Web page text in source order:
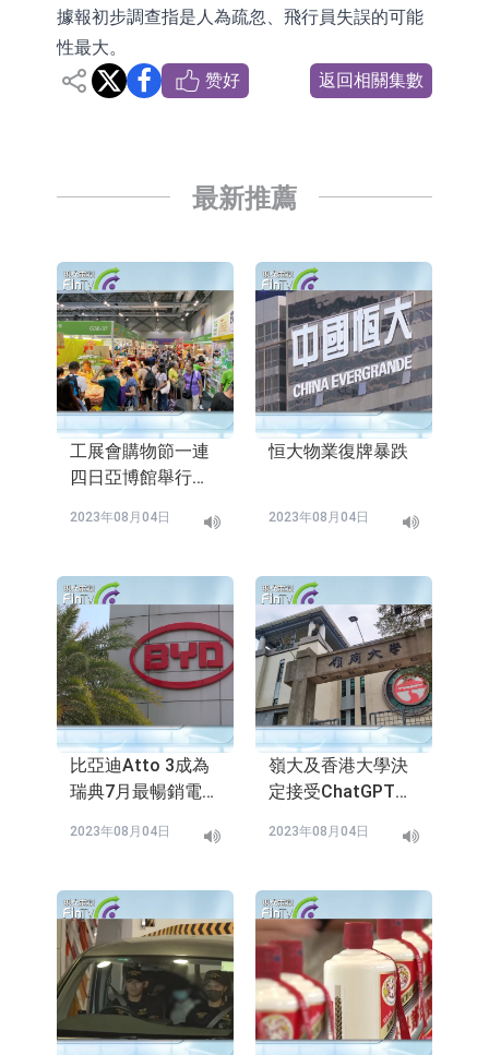
據報初步調查指是人為疏忽、飛行員失誤的可能
性最大。
赞好
返回相關集數
最新推薦
工展會購物節一連
四日亞博館舉行
2023年08月04日
恒大物業復牌暴跌
2023年08月04日
比亞迪Atto 3成為
瑞典7月最暢銷電動
2023年08月04日
嶺大及香港大學決
定接受ChatGPT
供教學之用
2023年08月04日